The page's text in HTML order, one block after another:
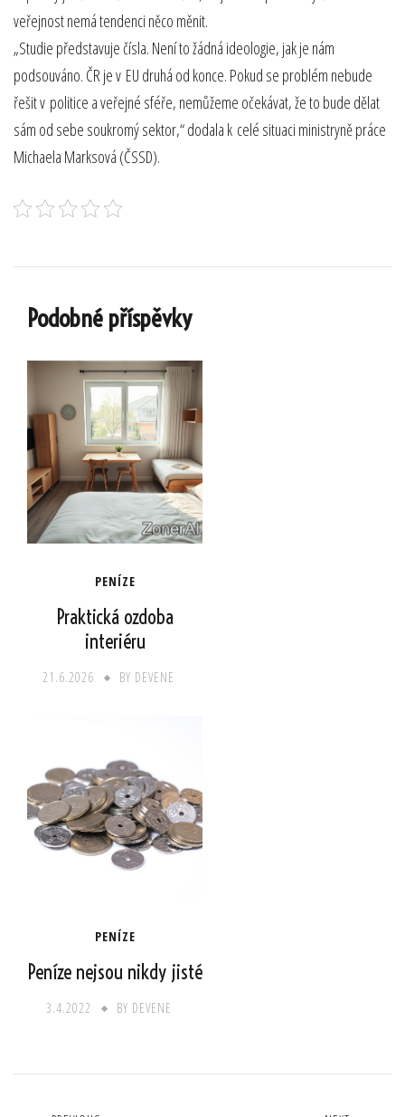
veřejnost nemá tendenci něco měnit.
„Studie představuje čísla. Není to žádná ideologie, jak je nám
podsouváno. ČR je v EU druhá od konce. Pokud se problém nebude
řešit v politice a veřejné sféře, nemůžeme očekávat, že to bude dělat
sám od sebe soukromý sektor,“ dodala k celé situaci ministryně práce
Michaela Marksová (ČSSD).
Podobné příspěvky
PENÍZE
Praktická ozdoba
interiéru
21.6.2026 BY DEVENE
PENÍZE
Peníze nejsou nikdy jisté
3.4.2022 BY DEVENE